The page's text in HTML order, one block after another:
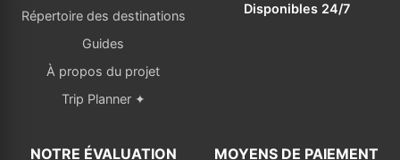
Répertoire des destinations
Guides
À propos du projet
Trip Planner ✦
Disponibles 24/7
NOTRE ÉVALUATION MOYENS DE PAIEMENT